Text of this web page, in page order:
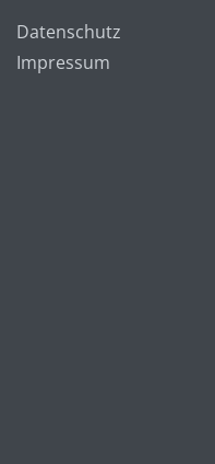
Datenschutz
Impressum